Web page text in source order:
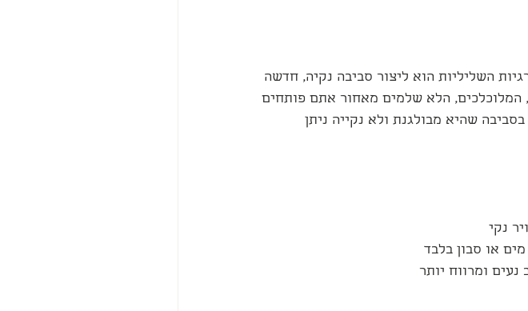
השליליות הוא ליצור סביבה נקיה, חדשה
המלוכלכים, הלא שלמים מאחור אתם פותחים
שהיא מבולגנת ולא נקייה ניתן
נקי
או סבון בלבד
ומרווח יותר